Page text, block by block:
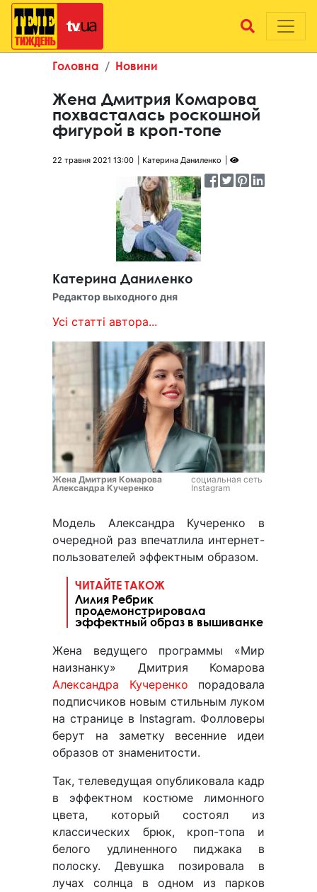
Головна Новини
Жена Дмитрия Комарова
похвасталась роскошной
фигурой в кроп-топе
22 травня 2021 13:00 Катерина Даниленко
Катерина Даниленко
Редактор выходного дня
Усі статті автора...
Жена Дмитрия Комарова
Александра Кучеренко
социальная сеть
Instagram
Модель Александра Кучеренко в
очередной раз впечатлила интернет-
пользователей эффектным образом.
ЧИТАЙТЕ ТАКОЖ
Лилия Ребрик
продемонстрировала
эффектный образ в вышиванке
Жена ведущего программы «Мир
наизнанку» Дмитрия Комарова
Александра Кучеренко порадовала
подписчиков новым стильным луком
на странице в Instagram. Фолловеры
берут на заметку весенние идеи
образов от знаменитости.
Так, телеведущая опубликовала кадр
в эффектном костюме лимонного
цвета, который состоял из
классических брюк, кроп-топа и
белого удлиненного пиджака в
полоску. Девушка позировала в
лучах солнца в одном из парков